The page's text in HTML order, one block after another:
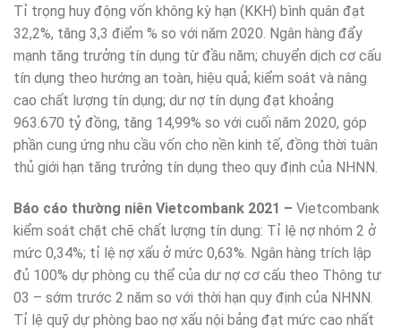
Tỉ trọng huy động vốn không kỳ hạn (KKH) bình quân đạt
32,2%, tăng 3,3 điểm % so với năm 2020. Ngân hàng đẩy
mạnh tăng trưởng tín dụng từ đầu năm; chuyển dịch cơ cấu
tín dụng theo hướng an toàn, hiệu quả; kiểm soát và nâng
cao chất lượng tín dụng; dư nợ tín dụng đạt khoảng
963.670 tỷ đồng, tăng 14,99% so với cuối năm 2020, góp
phần cung ứng nhu cầu vốn cho nền kinh tế, đồng thời tuân
thủ giới hạn tăng trưởng tín dụng theo quy định của NHNN.
Báo cáo thường niên Vietcombank 2021 – Vietcombank
kiểm soát chặt chẽ chất lượng tín dụng: Tỉ lệ nợ nhóm 2 ở
mức 0,34%; tỉ lệ nợ xấu ở mức 0,63%. Ngân hàng trích lập
đủ 100% dự phòng cụ thể của dư nợ cơ cấu theo Thông tư
03 – sớm trước 2 năm so với thời hạn quy định của NHNN.
Tỉ lệ quỹ dự phòng bao nợ xấu nội bảng đạt mức cao nhất